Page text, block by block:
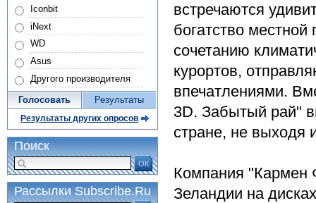
встречаются
богатство
сочетанию
курортов,
впечатлениями.
3D. Забытый рай"
стране, не выходя
Компания "Кармен
Зеландии на
Iconbit
iNext
WD
Asus
Другого производителя
Голосовать Результаты
Результаты других опросов
Поиск
ОК
Рассылки Subscribe.Ru